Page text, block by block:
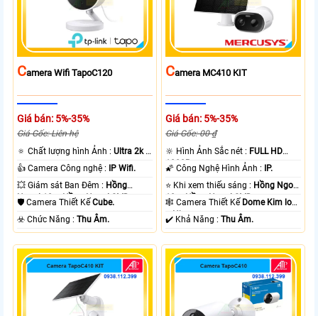
CAmera Wifi TapoC120
Giá bán: 5%-35%
Giá Gốc: Liên hệ
🔅 Chất lượng hình Ảnh :Ultra 2k +
.
👍 Camera Công nghệ :
IP Wifi.
💥 Giám sát Ban Đêm : Hồng
Ngoại 10m Hồng Ngoại SMD.
🛡 Camera Thiết KếCube.
️☣️ Chức Năng :Thu Âm.
CAmera MC410 KIT
Giá bán: 5%-35%
Giá Gốc: 00 ₫
🔆 Hình Ảnh Sắc nét : FULL HD
1080P .
🌠 Công Nghệ Hình Ảnh :
IP.
⭐ Khi xem thiếu sáng : Hồng Ngoại
10m Hồng Ngoại SMD.
🕸️ Camera Thiết Kế Dome Kim loại
+ Nhựa.
️✔️ Khả Năng :Thu Âm.